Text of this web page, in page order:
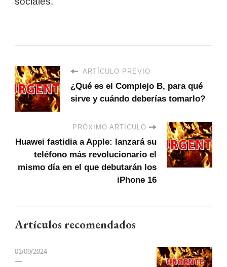
ARTÍCULO PREVIO
¿Qué es el Complejo B, para qué
sirve y cuándo deberías tomarlo?
PRÓXIMO ARTÍCULO
Huawei fastidia a Apple: lanzará su
teléfono más revolucionario el
mismo día en el que debutarán los
iPhone 16
Artículos recomendados
01/09/2024